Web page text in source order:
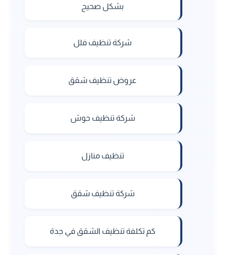
بشكل صحيح
شركة تنظيف فلل
عروض تنظيف شقق
شركة تنظيف حوش
تنظيف منازل
شركة تنظيف شقق
كم تكلفة تنظيف الشقق في جدة